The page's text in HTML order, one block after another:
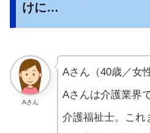
けに…
Aさん
Aさん（40歳／女
Aさんは介護業界
介護福祉士。これ